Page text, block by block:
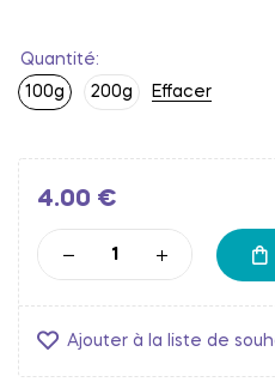
Quantité
100g
200g Effacer
4.00 €
Ajouter à la liste de